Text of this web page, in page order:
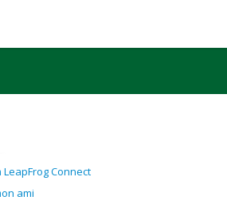
Connect
ami